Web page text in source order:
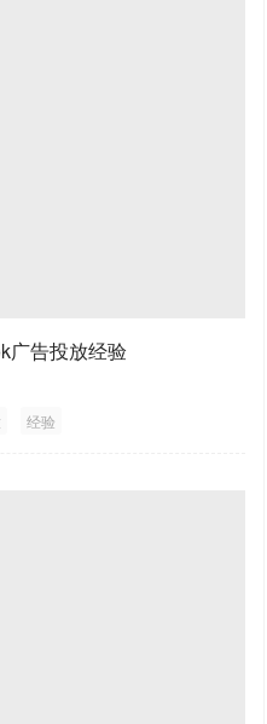
广告投放经验
经验